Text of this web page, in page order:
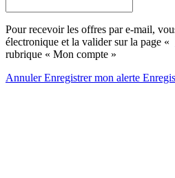
Pour recevoir les offres par e-mail,
électronique et la valider sur la page «
rubrique « Mon compte »
AnnulerEnregistrer mon alerte